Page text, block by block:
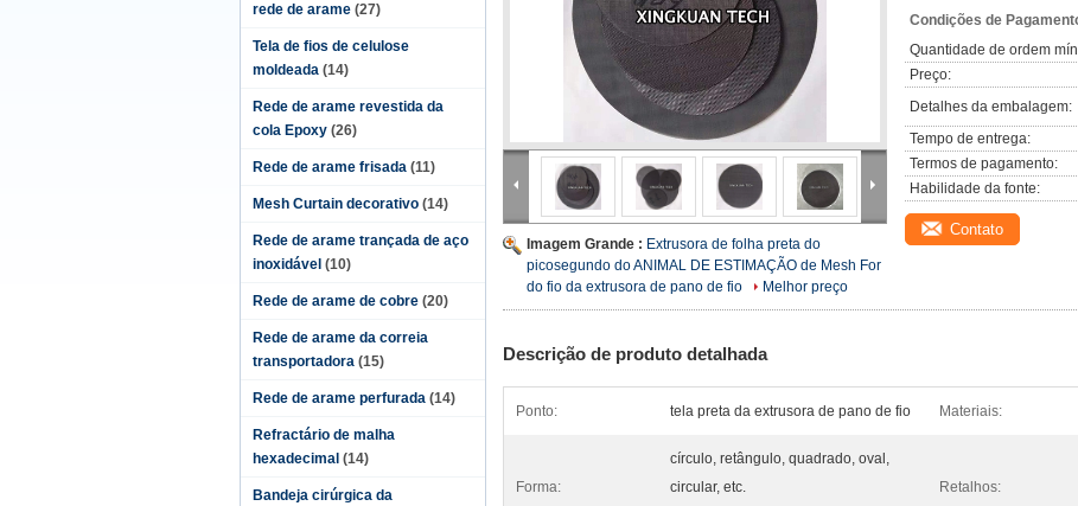
rede de arame (27)
Tela de fios de celulose
moldeada (14)
Rede de arame revestida da
cola Epoxy (26)
Rede de arame frisada (11)
Mesh Curtain decorativo (14)
Rede de arame trançada de aço
inoxidável (10)
Rede de arame de cobre (20)
Rede de arame da correia
transportadora (15)
Rede de arame perfurada (14)
Refractário de malha
hexadecimal (14)
Bandeja cirúrgica da
Imagem Grande : Extrusora de folha preta do
picosegundo do ANIMAL DE ESTIMAÇÃO de Mesh For
do fio da extrusora de pano de fio
Melhor preço
Condições de
Quantidade de ordem
Preço:
Detalhes da embalagem:
Tempo de entrega:
Termos de pagamento:
Habilidade da fonte:
Contato
Descrição de produto detalhada
Ponto: tela preta da extrusora de pano de fio Materiais:
Forma:
círculo, retângulo, quadrado, oval,
circular, etc.
Retalhos: